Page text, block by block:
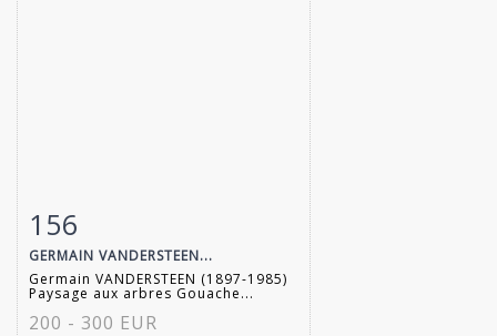
Item detail
156
GERMAIN VANDERSTEEN...
Germain VANDERSTEEN (1897-1985)
Paysage aux arbres Gouache...
200 - 300 EUR